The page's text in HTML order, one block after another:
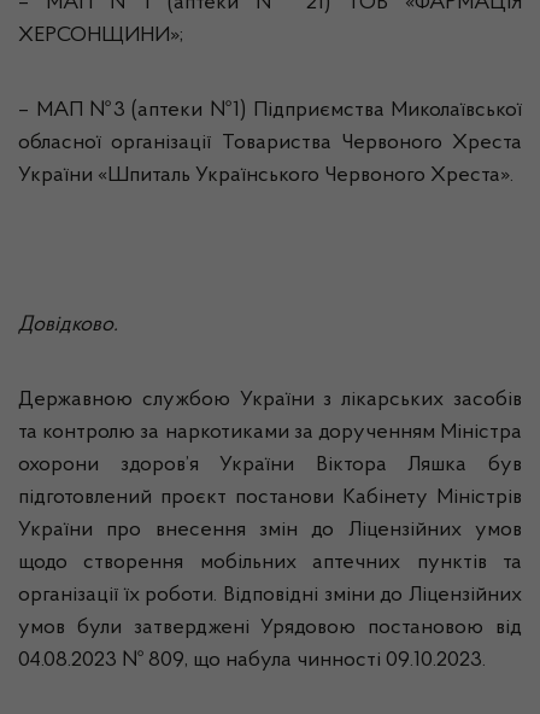
ХЕРСОНЩИНИ»;
– МАП №3 (аптеки №1) Підприємства Миколаївської
обласної організації Товариства Червоного Хреста
України «Шпиталь Українського Червоного Хреста».
Довідково.
Державною службою України з лікарських засобів
та контролю за наркотиками за дорученням Міністра
охорони здоров’я України Віктора Ляшка був
підготовлений проєкт постанови Кабінету Міністрів
України про внесення змін до Ліцензійних умов
щодо створення мобільних аптечних пунктів та
організації їх роботи. Відповідні зміни до Ліцензійних
умов були затверджені Урядовою постановою від
04.08.2023 № 809, що набула чинності 09.10.2023.